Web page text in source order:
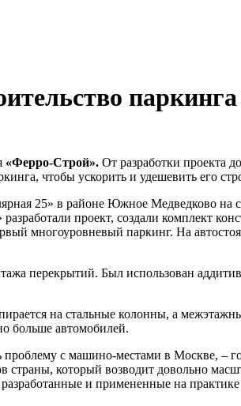
«Ферро-Строй». От разработки проекта
чтобы ускорить и удешевить его
25» в районе Южное Медведково на
проект, создали комплект
многоуровневый паркинг. На
перекрытий. Был использован
на стальные колонны, а
больше автомобилей.
проблему с машино-местами в Москве, –
который возводит довольно
и примененные на